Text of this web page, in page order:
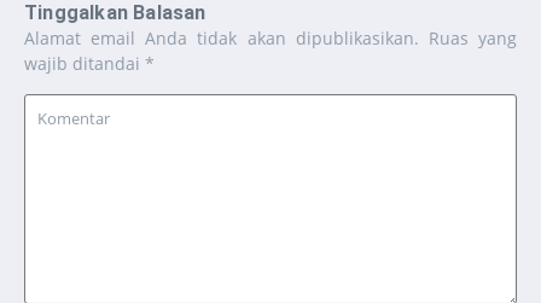
Tinggalkan Balasan
Alamat email Anda tidak akan dipublikasikan. Ruas yang
wajib ditandai *